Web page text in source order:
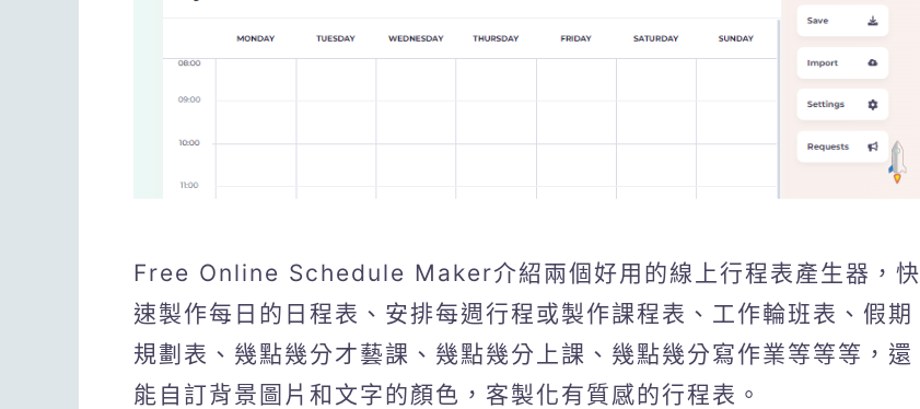
Free Online Schedule Maker介紹兩個好用的線上行程表產生器，快
速製作每日的日程表、安排每週行程或製作課程表、工作輪班表、假期
規劃表、幾點幾分才藝課、幾點幾分上課、幾點幾分寫作業等等等，還
能自訂背景圖片和文字的顏色，客製化有質感的行程表。